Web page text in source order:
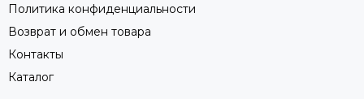
Политика конфиденциальности
Возврат и обмен товара
Контакты
Каталог